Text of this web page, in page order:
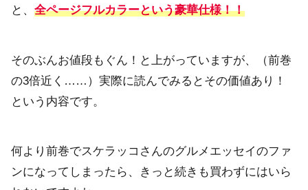
と、 全ページフルカラーという豪華仕様！！
そのぶんお値段もぐん！と上がっていますが、（前巻
の3倍近く……）実際に読んでみるとその価値あり！
という内容です。
何より前巻でスケラッコさんのグルメエッセイのファ
ンになってしまったら、きっと続きも買わずにはいら